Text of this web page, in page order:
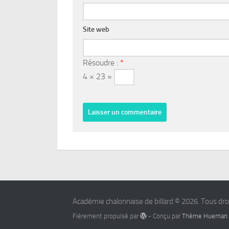
Site web
Résoudre : *
4 × 23 =
Académie chalonnaise de billard © 2026. Tous
Fièrement propulsé par - Conçu parThème Hueman